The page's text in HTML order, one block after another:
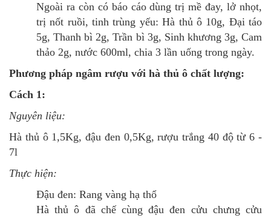
Ngoài ra còn có báo cáo dùng trị mề đay, lở nhọt,
trị nốt ruồi, tinh trùng yếu: Hà thủ ô 10g, Đại táo
5g, Thanh bì 2g, Trần bì 3g, Sinh khương 3g, Cam
thảo 2g, nước 600ml, chia 3 lần uống trong ngày.
Phương pháp ngâm rượu với hà thủ ô chất lượng:
Cách 1:
Nguyên liệu:
Hà thủ ô 1,5Kg, đậu đen 0,5Kg, rượu trắng 40 độ từ 6 -
7l
Thực hiện:
Đậu đen: Rang vàng hạ thổ
Hà thủ ô đã chế cùng đậu đen cửu chưng cửu